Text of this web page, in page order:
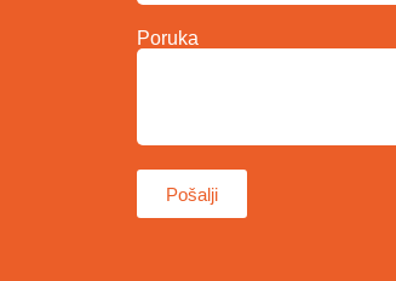
Poruka
Pošalji